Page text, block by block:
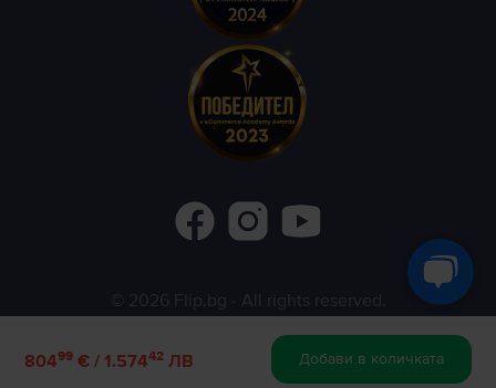
80499 € / 1.57442 ЛВ Добави в количката